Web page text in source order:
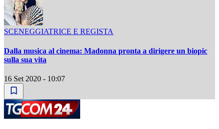
SCENEGGIATRICE E REGISTA
Dalla musica al cinema: Madonna pronta a dirigere un biopic
sulla sua vita
16 Set 2020 - 10:07